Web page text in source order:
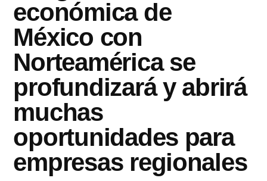
económica de
México con
Norteamérica se
profundizará y abrirá
muchas
oportunidades para
empresas regionales